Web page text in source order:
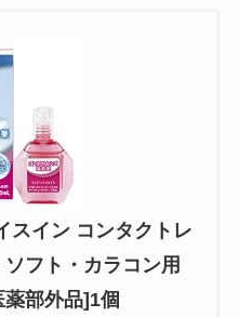
スイン コンタクトレ
フト・カラコン用
部外品]1個